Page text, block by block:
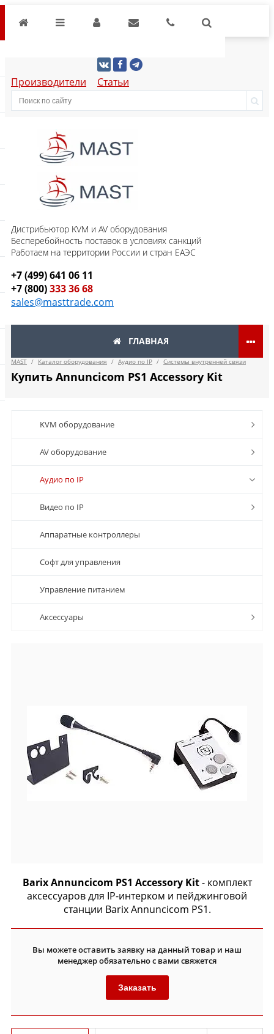
Производители Статьи
Дистрибьютор KVM и AV оборудования
Бесперебойность поставок в условиях санкций
Работаем на территории России и стран ЕАЭС
+7 (499) 641 06 11
+7 (800)333 36 68
sales@masttrade.com
ГЛАВНАЯ
MAST / Каталог оборудования / Аудио по IP / Системы внутренней связи
Купить Annuncicom PS1 Accessory Kit
KVM оборудование
AV оборудование
Аудио по IP
Видео по IP
Аппаратные контроллеры
Софт для управления
Управление питанием
Аксессуары
Barix Annuncicom PS1 Accessory Kit- комплект
аксессуаров для IP-интерком и пейджинговой
станции Barix Annuncicom PS1.
Вы можете оставить заявку на данный товар и наш
менеджер обязательно с вами свяжется
Заказать